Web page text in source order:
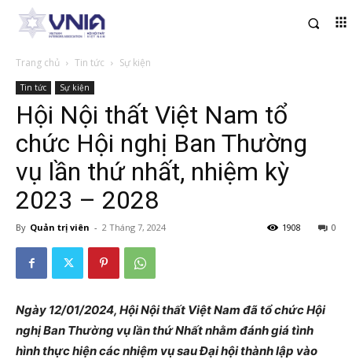
Trang chủ Tin tức Sự kiện
Tin tức Sự kiện
Hội Nội thất Việt Nam tổ
chức Hội nghị Ban Thường
vụ lần thứ nhất, nhiệm kỳ
2023 – 2028
By Quản trị viên - 2 Tháng 7, 2024 0
1908
Ngày 12/01/2024, Hội Nội thất Việt Nam đã tổ chức Hội
nghị Ban Thường vụ lần thứ Nhất nhằm đánh giá tình
hình thực hiện các nhiệm vụ sau Đại hội thành lập vào